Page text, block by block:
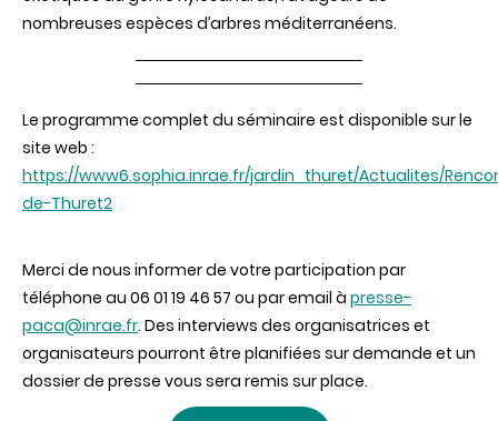
nombreuses espèces d’arbres méditerranéens.
Le programme complet du séminaire est disponible sur le
site web :
https://www6.sophia.inrae.fr/jardin_thuret/Actualites/
de-Thuret2
Merci de nous informer de votre participation par
téléphone au 06 01 19 46 57 ou par email à presse-
paca@inrae.fr. Des interviews des organisatrices et
organisateurs pourront être planifiées sur demande et un
dossier de presse vous sera remis sur place.